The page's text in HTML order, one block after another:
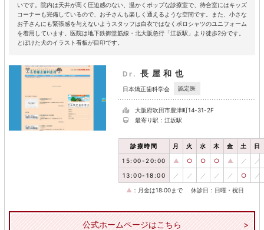
いです。院内は天井が高く圧迫感のない、温かくポップな診療室で、待合室にはキッズ
コーナーも完備しているので、お子さんも楽しく通えるような空間です。また、小さな
お子さんにも緊張感を与えないようスタッフは白衣ではなくポロシャツのユニフォーム
を着用しています。医院は地下鉄御堂筋線・北大阪急行「江坂駅」より徒歩2分です。
とぼけた犬のイラスト看板が目印です。
Dr. 長屋和也
日本矯正歯科学会 認定医
大阪府吹田市豊津町14-31-2F
最寄り駅：江坂駅
診療時間 月 火 水 木 金 土 日
15:00-20:00 ▲ ○ ○ ○ ▲ ／ ／
13:00-18:00 ／ ／ ／ ／ ／ ○ ／
▲ ：月金は18:00まで 休診日：日曜・祝日
公式ホームページはこちら